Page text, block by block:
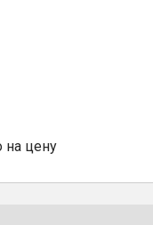
на цену